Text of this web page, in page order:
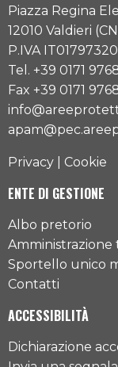
Piazza Regina
12010 Valdieri
P.IVA
Tel. +39 0171
Fax +39 0171
Privacy Cookie
ENTE DI GESTIONE
Albo pretorio
Amministrazione
Sportello unico
Contatti
ACCESSIBILITÀ
Dichiarazione